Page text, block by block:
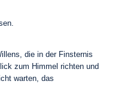
die in der Finsternis
zum Himmel richten und
warten, das